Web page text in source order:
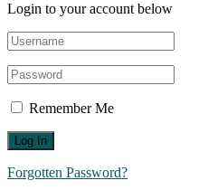
Login to your account below
Remember Me
Forgotten Password?